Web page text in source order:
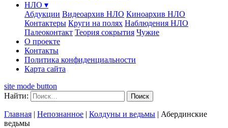
НЛО ▾
Абдукции Видеоархив НЛО Киноархив НЛО
Контактеры Круги на полях Наблюдения НЛО
Палеоконтакт Теория сокрытия Чужие
О проекте
Контакты
Политика конфиденциальности
Карта сайта
site mode button
Найти:
Главная | Непознанное | Колдуны и ведьмы | Абердинские
ведьмы